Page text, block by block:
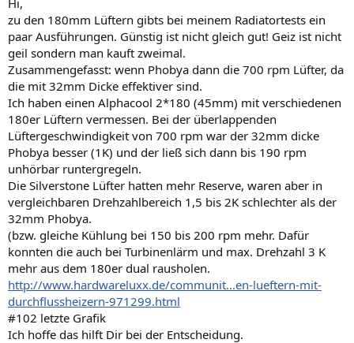
zu den 180mm Lüftern gibts bei meinem Radiatortests ein
paar Ausführungen. Günstig ist nicht gleich gut! Geiz ist nicht
geil sondern man kauft zweimal.
Zusammengefasst: wenn Phobya dann die 700 rpm Lüfter, da
die mit 32mm Dicke effektiver sind.
Ich haben einen Alphacool 2*180 (45mm) mit verschiedenen
180er Lüftern vermessen. Bei der überlappenden
Lüftergeschwindigkeit von 700 rpm war der 32mm dicke
Phobya besser (1K) und der ließ sich dann bis 190 rpm
unhörbar runtergregeln.
Die Silverstone Lüfter hatten mehr Reserve, waren aber in
vergleichbaren Drehzahlbereich 1,5 bis 2K schlechter als der
32mm Phobya.
(bzw. gleiche Kühlung bei 150 bis 200 rpm mehr. Dafür
konnten die auch bei Turbinenlärm und max. Drehzahl 3 K
mehr aus dem 180er dual rausholen.
http://www.hardwareluxx.de/communit...en-lueftern-mit-
durchflussheizern-971299.html
#102 letzte Grafik
Ich hoffe das hilft Dir bei der Entscheidung.